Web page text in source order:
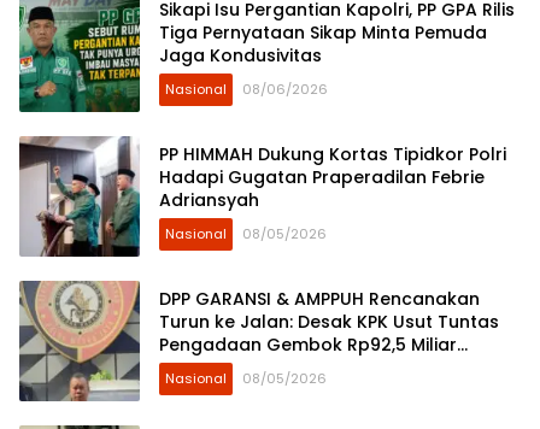
Sikapi Isu Pergantian Kapolri, PP GPA Rilis
Tiga Pernyataan Sikap Minta Pemuda
Jaga Kondusivitas
Nasional 08/06/2026
PP HIMMAH Dukung Kortas Tipidkor Polri
Hadapi Gugatan Praperadilan Febrie
Adriansyah
Nasional 08/05/2026
DPP GARANSI & AMPPUH Rencanakan
Turun ke Jalan: Desak KPK Usut Tuntas
Pengadaan Gembok Rp92,5 Miliar
Ditjenpas
Nasional 08/05/2026